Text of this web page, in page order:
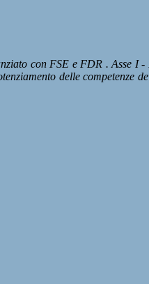
con FSE e FDR . Asse I
delle competenze